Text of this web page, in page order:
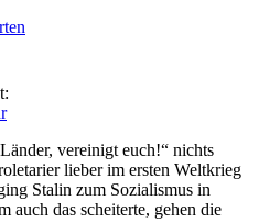
vereinigt euch!“ nichts
lieber im ersten Weltkrieg
Stalin zum Sozialismus in
auch das scheiterte, gehen die